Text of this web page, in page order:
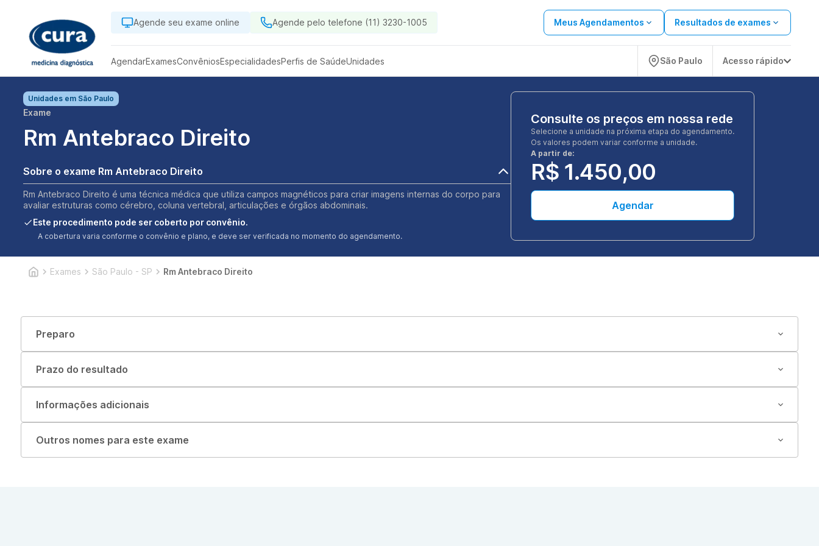
Agende seu exame online Agende pelo telefone (11) 3230-1005 Meus Agendamentos Resultados de exames
AgendarExamesConvêniosEspecialidadesPerfis de SaúdeUnidades São Paulo Acesso rápido
Unidades em São Paulo
Exame
Rm Antebraco Direito
Sobre o exame Rm Antebraco Direito
Rm Antebraco Direito é uma técnica médica que utiliza campos magnéticos para criar imagens internas do corpo para
avaliar estruturas como cérebro, coluna vertebral, articulações e órgãos abdominais.
Este procedimento pode ser coberto por convênio.
A cobertura varia conforme o convênio e plano, e deve ser verificada no momento do agendamento.
Consulte os preços em nossa rede
Selecione a unidade na próxima etapa do agendamento.
Os valores podem variar conforme a unidade.
A partir de:
R$ 1.450,00
Agendar
Exames São Paulo - SP Rm Antebraco Direito
Preparo
Prazo do resultado
Informações adicionais
Outros nomes para este exame